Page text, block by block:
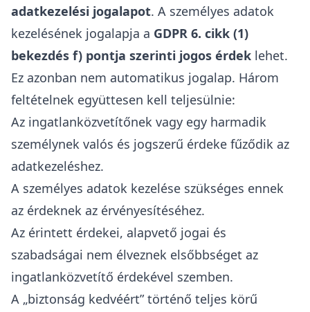
adatkezelési jogalapot. A személyes adatok
kezelésének jogalapja a GDPR 6. cikk (1)
bekezdés f) pontja szerinti jogos érdek lehet.
Ez azonban nem automatikus jogalap. Három
feltételnek együttesen kell teljesülnie:
Az ingatlanközvetítőnek vagy egy harmadik
személynek valós és jogszerű érdeke fűződik az
adatkezeléshez.
A személyes adatok kezelése szükséges ennek
az érdeknek az érvényesítéséhez.
Az érintett érdekei, alapvető jogai és
szabadságai nem élveznek elsőbbséget az
ingatlanközvetítő érdekével szemben.
A „biztonság kedvéért” történő teljes körű